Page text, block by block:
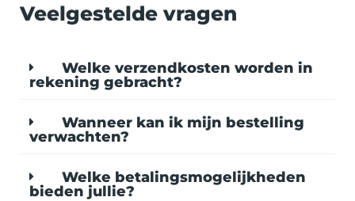
Veelgestelde vragen
Welke verzendkosten worden in
rekening gebracht?
Wanneer kan ik mijn bestelling
verwachten?
Welke betalingsmogelijkheden
bieden jullie?